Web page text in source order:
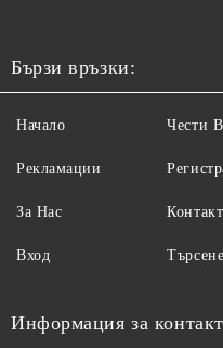
Бързи връзки:
Начало
Рекламации
За Нас
Вход
Чести
Контакт
Търсене
Информация за